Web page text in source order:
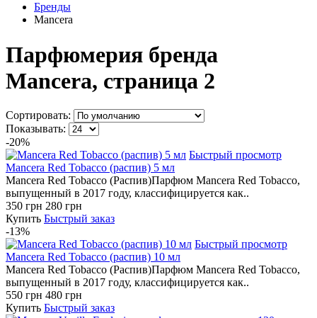
Бренды
Mancera
Парфюмерия бренда
Mancera, страница 2
Сортировать:
Показывать:
-20%
Быстрый просмотр
Mancera Red Tobacco (распив) 5 мл
Mancera Red Tobacco (Распив)Парфюм Mancera Red Tobacco,
выпущенный в 2017 году, классифицируется как..
350 грн 280 грн
Купить Быстрый заказ
-13%
Быстрый просмотр
Mancera Red Tobacco (распив) 10 мл
Mancera Red Tobacco (Распив)Парфюм Mancera Red Tobacco,
выпущенный в 2017 году, классифицируется как..
550 грн 480 грн
Купить Быстрый заказ